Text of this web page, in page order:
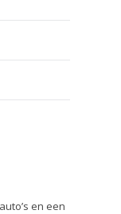
en een